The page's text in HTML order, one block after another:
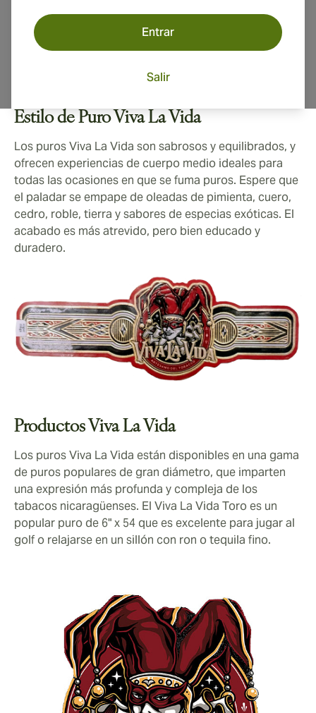
Entrar
Salir
Estilo de Puro Viva La Vida
Los puros Viva La Vida son sabrosos y equilibrados, y
ofrecen experiencias de cuerpo medio ideales para
todas las ocasiones en que se fuma puros. Espere que
el paladar se empape de oleadas de pimienta, cuero,
cedro, roble, tierra y sabores de especias exóticas. El
acabado es más atrevido, pero bien educado y
duradero.
Productos Viva La Vida
Los puros Viva La Vida están disponibles en una gama
de puros populares de gran diámetro, que imparten
una expresión más profunda y compleja de los
tabacos nicaragüenses. El Viva La Vida Toro es un
popular puro de 6" x 54 que es excelente para jugar al
golf o relajarse en un sillón con ron o tequila fino.